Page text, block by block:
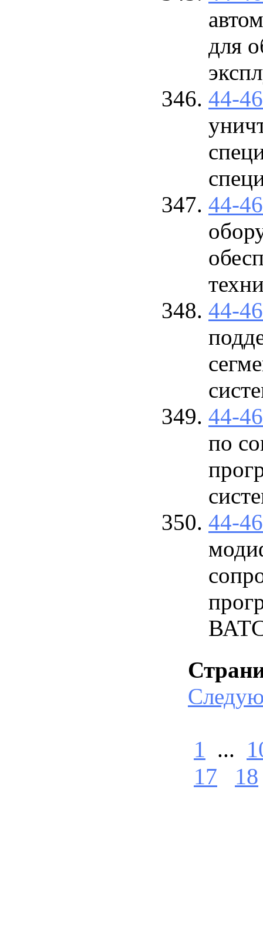
для
44-
44-
44-
44-
по
44-
1 ...
17
18